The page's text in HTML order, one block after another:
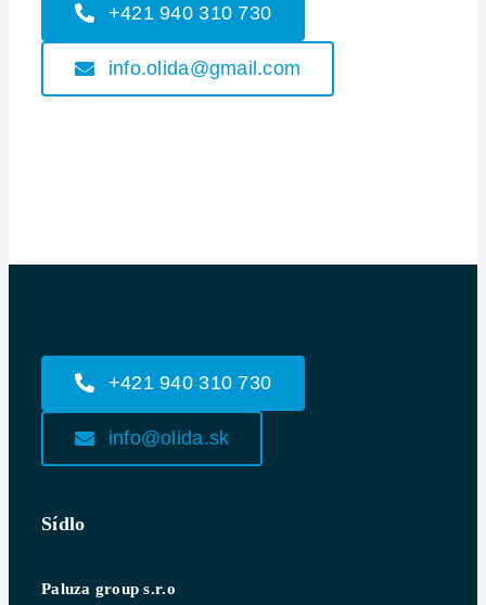
+421 940 310 730
info.olida@gmail.com
+421 940 310 730
info@olida.sk
Sídlo
Paluza group s.r.o